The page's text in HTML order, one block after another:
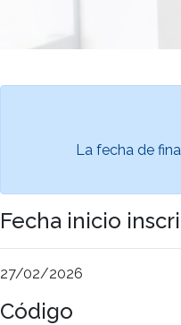
La fecha de
Fecha inicio
27/02/2026
Código